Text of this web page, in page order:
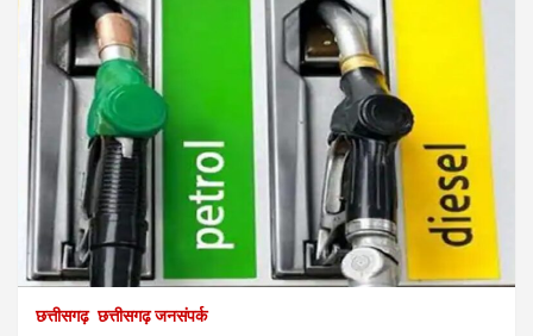
छत्तीसगढ़ छत्तीसगढ़ जनसंपर्क